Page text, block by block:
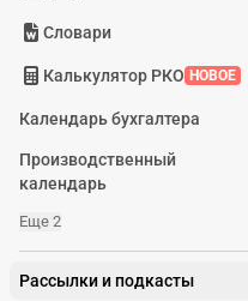
Словари
Калькулятор РКО НОВОЕ
Календарь бухгалтера
Производственный
календарь
Еще 2
Рассылки и подкасты